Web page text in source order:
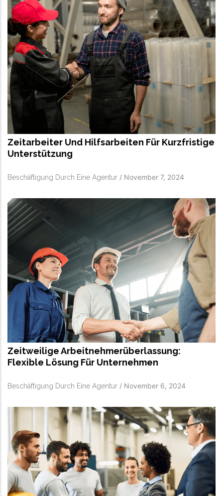
Zeitarbeiter Und Hilfsarbeiten Für Kurzfristige
Unterstützung
Beschäftigung Durch Eine Agentur / November 7, 2024
Zeitweilige Arbeitnehmerüberlassung:
Flexible Lösung Für Unternehmen
Beschäftigung Durch Eine Agentur / November 6, 2024